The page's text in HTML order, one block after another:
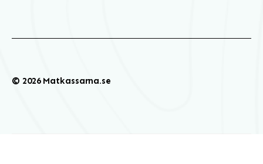
© 2026 Matkassarna.se